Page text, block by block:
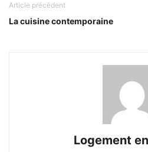
Article précédent
La cuisine contemporaine
Logement